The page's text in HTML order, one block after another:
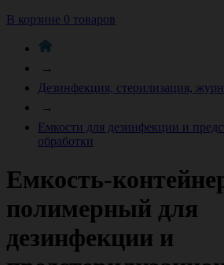
В корзине 0 товаров
→
Дезинфекция, стерилизация,
→
Емкости для дезинфекции и
обработки
Емкость-
полимерный для
дезинфекции и